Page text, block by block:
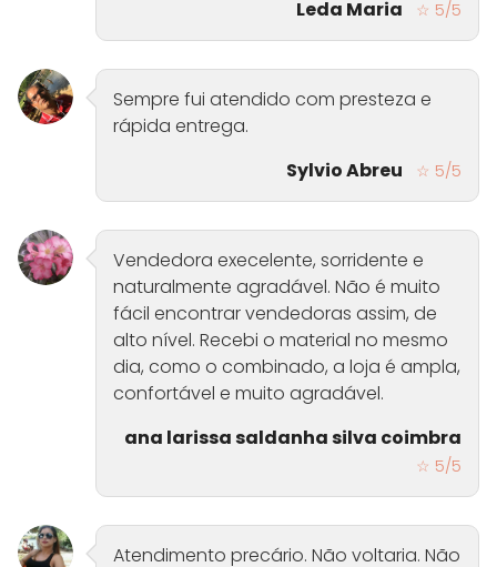
Leda Maria
☆ 5/5
Sempre fui atendido com presteza e
rápida entrega.
Sylvio Abreu
☆ 5/5
Vendedora execelente, sorridente e
naturalmente agradável. Não é muito
fácil encontrar vendedoras assim, de
alto nível. Recebi o material no mesmo
dia, como o combinado, a loja é ampla,
confortável e muito agradável.
ana larissa saldanha silva coimbra
☆ 5/5
Atendimento precário. Não voltaria. Não